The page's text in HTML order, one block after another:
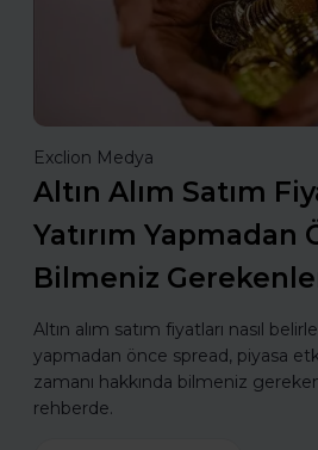
Exclion Medya
Altın Alım Satım
Yatırım Yapmadan
Bilmeniz
Altın alım satım fiyatları nasıl
yapmadan önce spread, piyasa
zamanı hakkında bilmeniz
rehberde.